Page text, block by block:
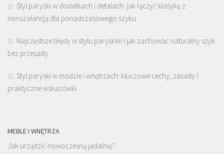
Styl paryski w dodatkach i detalach: jak łączyć klasykę z
nonszalancją dla ponadczasowego szyku
Najczęstsze błędy w stylu paryskim i jak zachować naturalny szyk
bez przesady
Styl paryski w modzie i wnętrzach: kluczowe cechy, zasady i
praktyczne wskazówki
MEBLE I WNĘTRZA
Jak urządzić nowoczesną jadalnię?